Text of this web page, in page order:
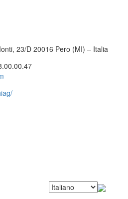
23/D 20016 Pero (MI) – Italia